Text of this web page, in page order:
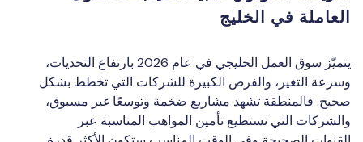
العاملة في الخليج
يتميّز سوق العمل الخليجي في عام 2026 بارتفاع التحديات،
وسرعة التغير، والفرص الكبيرة للشركات التي تخطط بشكل
صحيح. فالمنطقة تشهد مشاريع ضخمة وتوسعًا غير مسبوق،
والشركات التي تستطيع تأمين المواهب المناسبة عبر